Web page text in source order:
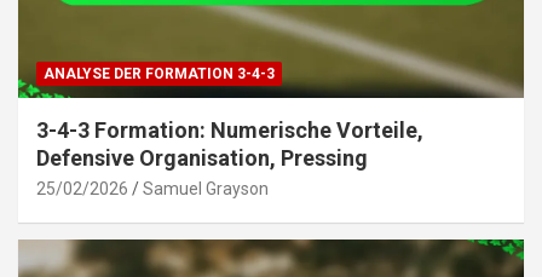
ANALYSE DER FORMATION 3-4-3
3-4-3 Formation: Numerische Vorteile,
Defensive Organisation, Pressing
25/02/2026 Samuel Grayson